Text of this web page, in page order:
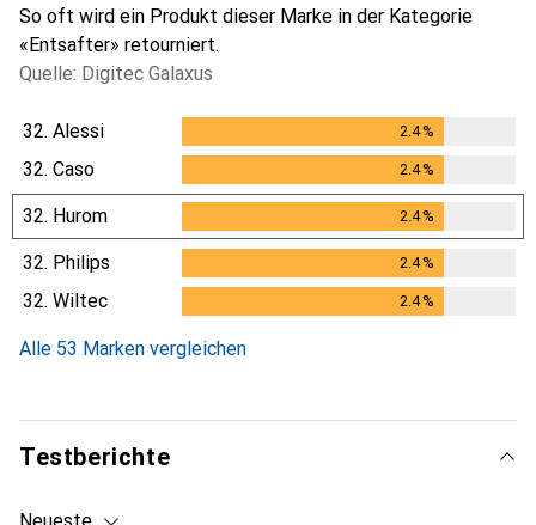
So oft wird ein Produkt dieser Marke in der Kategorie
«Entsafter» retourniert.
Quelle: Digitec Galaxus
32. Alessi 2.4%
32. Caso 2.4%
32. Hurom 2.4%
32. Philips 2.4%
32. Wiltec 2.4%
Alle 53 Marken vergleichen
Testberichte